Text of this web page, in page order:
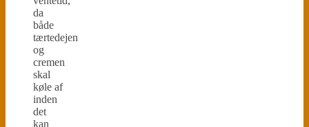
da
både
tærtedejen
og
cremen
skal
køle af
inden
det
kan